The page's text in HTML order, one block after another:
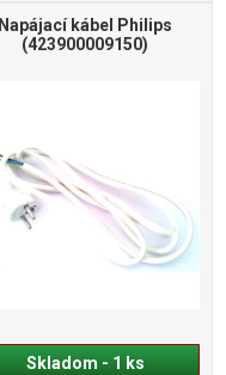
Napájací kábel Philips
(423900009150)
Skladom - 1 ks